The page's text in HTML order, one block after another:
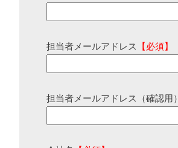
担当者メールアドレス 【必須】
担当者メールアドレス（確認用）